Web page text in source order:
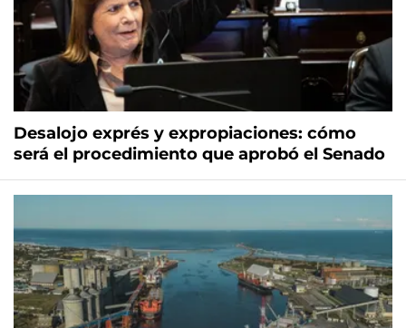
Desalojo exprés y expropiaciones: cómo
será el procedimiento que aprobó el Senado